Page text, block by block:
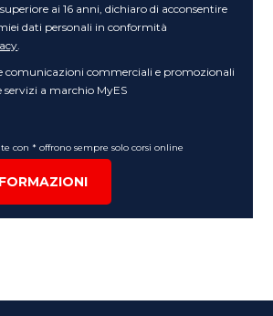
ai 16 anni, dichiaro di acconsentire
dati personali in conformità
comunicazioni commerciali e promozionali
a marchio MyES
con * offrono sempre solo corsi online